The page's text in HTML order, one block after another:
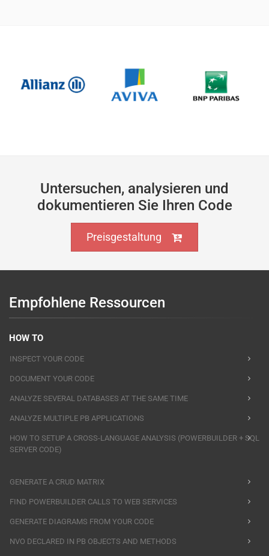
Untersuchen, analysieren und
dokumentieren Sie Ihren Code
Preisgestaltung
Empfohlene Ressourcen
HOW TO
INSPECT YOUR CODE
DOCUMENT YOUR CODE
ANALYZE SEVERAL DATABASES AT THE SAME TIME
ANALYZE MULTIPLE PB APPLICATIONS
HOW TO SETUP A CROSS-LANGUAGE ANALYSIS (POWERBUILDER + SQL
SERVER CODE)
GENERATE A CRUD MATRIX
FIND POWERBUILDER CALLS TO WEB SERVICES
GENERATE DIAGRAMS FROM YOUR CODE
NVO DECLARED IN PB OBJECTS AND METHODS